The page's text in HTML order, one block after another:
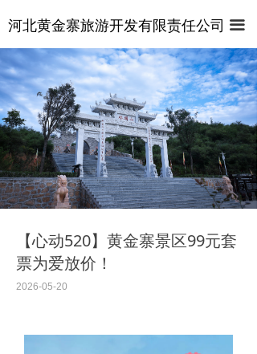
河北黄金寨旅游开发有限责任公司 끀
首页
关于景区
视频专区
管式滑道
悬壁火车
麒麟山索道
百态麒麟园
七彩滑道
新闻中心
这里有最新的公司动态，这里有最新的网站设计、移
动端设计、网页相关内容与你分享
【心动520】黄金寨景区99元套
票为爱放价！
2026-05-20